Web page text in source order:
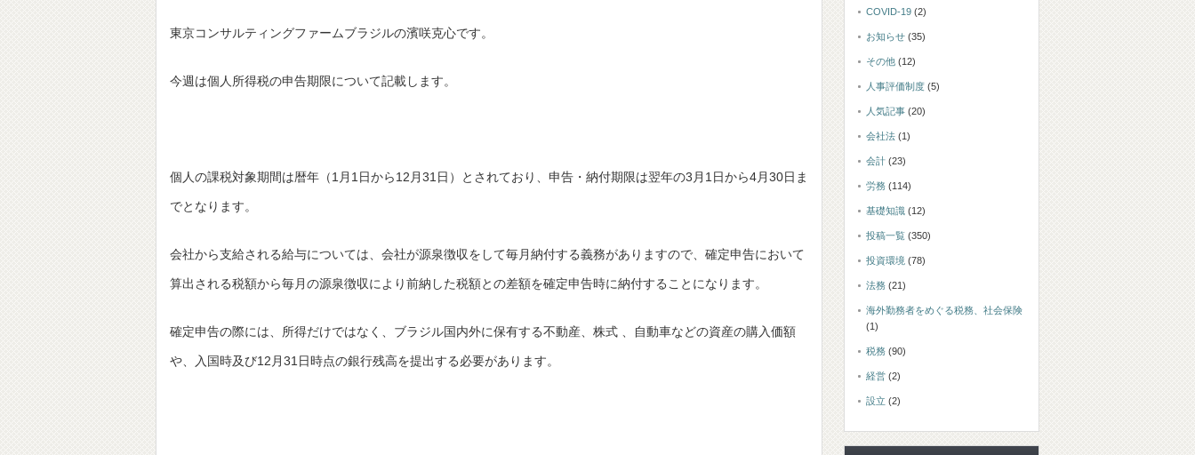
東京コンサルティングファームブラジルの濱咲克心です。
今週は個人所得税の申告期限について記載します。
個人の課税対象期間は暦年（1月1日から12月31日）とされており、申告・納付期限は翌年の3月1日から4月30日ま
でとなります。
会社から支給される給与については、会社が源泉徴収をして毎月納付する義務がありますので、確定申告において
算出される税額から毎月の源泉徴収により前納した税額との差額を確定申告時に納付することになります。
確定申告の際には、所得だけではなく、ブラジル国内外に保有する不動産、株式 、自動車などの資産の購入価額
や、入国時及び12月31日時点の銀行残高を提出する必要があります。
COVID-19 (2)
お知らせ (35)
その他 (12)
人事評価制度 (5)
人気記事 (20)
会社法 (1)
会計 (23)
労務 (114)
基礎知識 (12)
投稿一覧 (350)
投資環境 (78)
法務 (21)
海外勤務者をめぐる税務、社会保険
(1)
税務 (90)
経営 (2)
設立 (2)